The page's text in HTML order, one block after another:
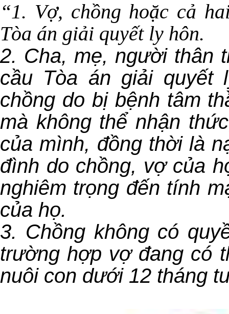
“1. Vợ, chồng hoặc cả
Tòa án giải quyết ly hôn.
2. Cha, mẹ, người thân
cầu Tòa án giải quyết
chồng do bị bệnh tâm
mà không thể nhận
của mình, đồng thời là
đình do chồng, vợ của
nghiêm trọng đến tính
của họ.
3. Chồng không có
trường hợp vợ đang có
nuôi con dưới 12 tháng